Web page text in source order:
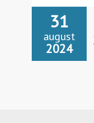
31
august
2024